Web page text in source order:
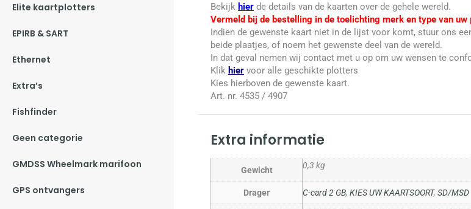
Elite kaartplotters
EPIRB & SART
Ethernet
Extra’s
Fishfinder
Geen categorie
GMDSS Wheelmark marifoon
GPS ontvangers
Bekijk hier de details van de kaarten over de gehele wereld.
Vermeld bij de bestelling in de toelichting merk en type van uw
Indien de gewenste kaart niet in de lijst voor komt, stuur ons
beide plaatjes, of noem het gewenste deel van de wereld.
In dat geval nemen wij contact met u op om uw wensen te
Klik hier voor alle geschikte plotters
Kies hierboven de gewenste kaart.
Art. nr. 4535 / 4907
Extra informatie
Gewicht 0,3 kg
Drager C-card 2 GB, KIES UW KAARTSOORT, SD/MSD